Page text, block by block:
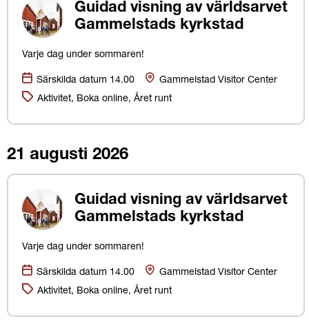
Guidad visning av världsarvet
Gammelstads kyrkstad
Varje dag under sommaren!
Datum:
Särskilda datum 14.00 Plats
Gammelstad Visitor Center
Kategorier:
Aktivitet, Boka online, Året runt
21 augusti 2026
Guidad visning av världsarvet
Gammelstads kyrkstad
Varje dag under sommaren!
Datum:
Särskilda datum 14.00 Plats
Gammelstad Visitor Center
Kategorier:
Aktivitet, Boka online, Året runt